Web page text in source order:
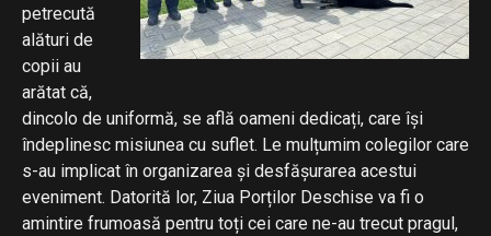
petrecută
alături de
copii au
arătat că,
dincolo de uniformă, se află oameni dedicați, care își
îndeplinesc misiunea cu suflet. Le mulțumim colegilor care
s-au implicat în organizarea și desfășurarea acestui
eveniment. Datorită lor, Ziua Porților Deschise va fi o
amintire frumoasă pentru toți cei care ne-au trecut pragul,